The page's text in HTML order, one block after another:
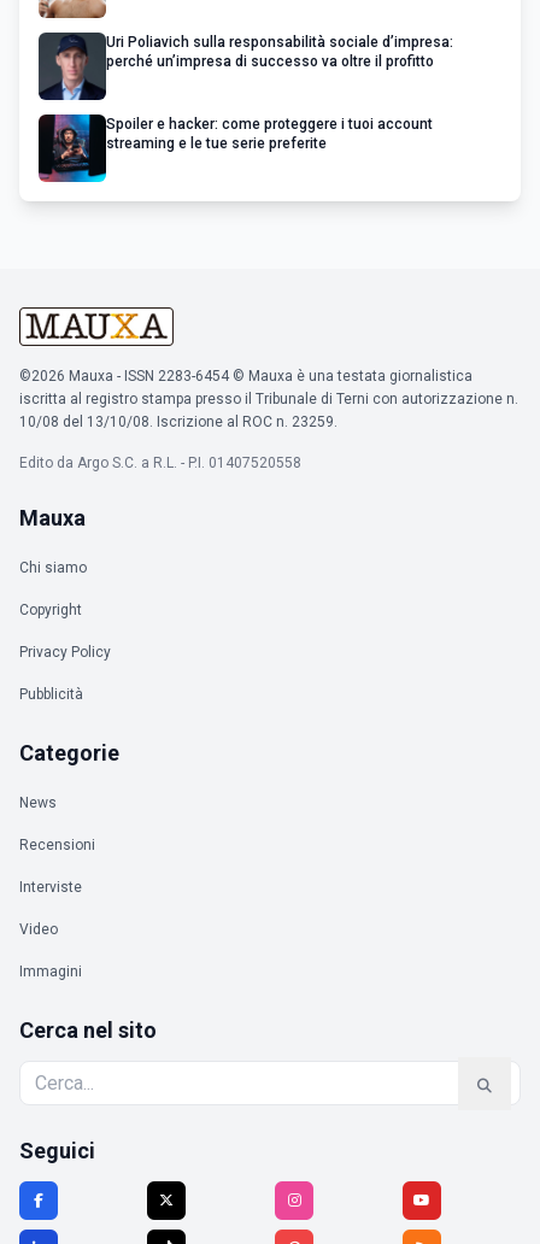
Uri Poliavich sulla responsabilità sociale d’impresa:
perché un’impresa di successo va oltre il profitto
Spoiler e hacker: come proteggere i tuoi account
streaming e le tue serie preferite
©2026 Mauxa - ISSN 2283-6454 © Mauxa è una testata giornalistica
iscritta al registro stampa presso il Tribunale di Terni con autorizzazione n.
10/08 del 13/10/08. Iscrizione al ROC n. 23259.
Edito da Argo S.C. a R.L. - P.I. 01407520558
Mauxa
Chi siamo
Copyright
Privacy Policy
Pubblicità
Categorie
News
Recensioni
Interviste
Video
Immagini
Cerca nel sito
Seguici